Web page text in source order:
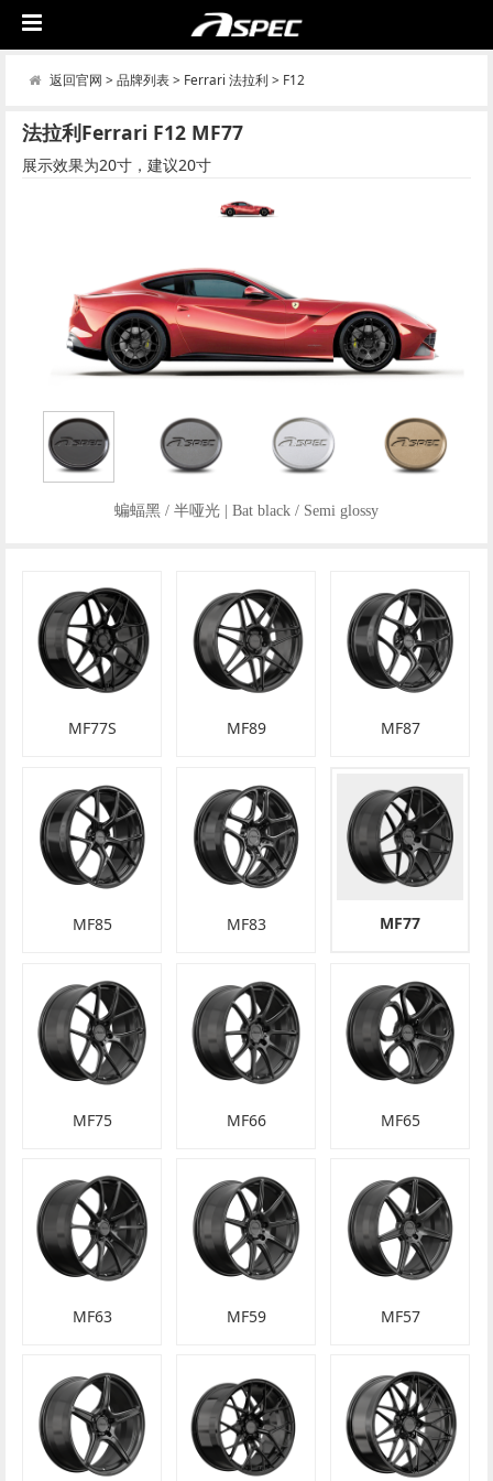
返回官网 > 品牌列表> Ferrari 法拉利 > F12
法拉利Ferrari F12 MF77
展示效果为20寸，建议20寸
蝙蝠黑 / 半哑光 | Bat black / Semi glossy
MF77S MF89 MF87
MF85 MF83 MF77
MF75 MF66 MF65
MF63 MF59 MF57